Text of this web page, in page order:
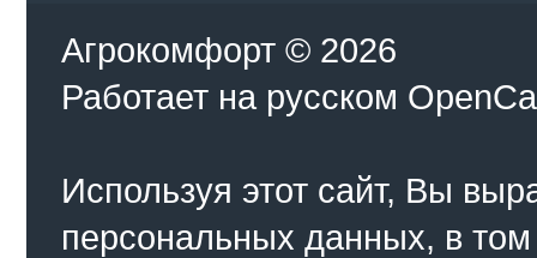
Агрокомфорт © 2026
Работает на русском
Используя этот сайт, Вы
персональных данных, в